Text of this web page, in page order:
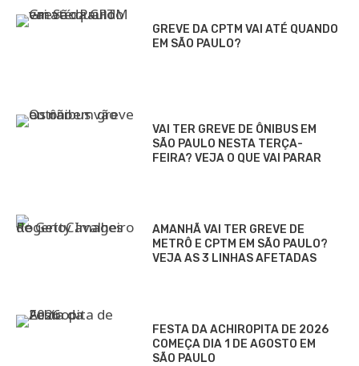
GREVE DA CPTM VAI ATÉ QUANDO
EM SÃO PAULO?
VAI TER GREVE DE ÔNIBUS EM
SÃO PAULO NESTA TERÇA-
FEIRA? VEJA O QUE VAI PARAR
AMANHÃ VAI TER GREVE DE
METRÔ E CPTM EM SÃO PAULO?
VEJA AS 3 LINHAS AFETADAS
FESTA DA ACHIROPITA DE 2026
COMEÇA DIA 1 DE AGOSTO EM
SÃO PAULO